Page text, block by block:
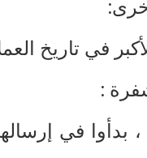
في تاريخ
:
في